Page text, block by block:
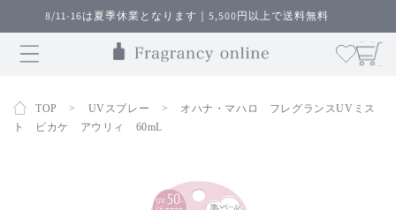
ンツに
進む
8/11-16は夏季休業となります｜5,500円以上で送料無料
カ
ー
TOP > UVスプレー >
オハナ・マハロ フレグランスUVミス
ト ピカケ アウリィ 60mL